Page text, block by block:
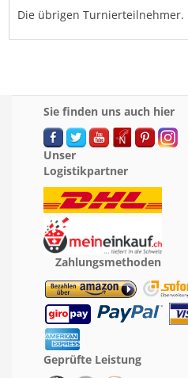
Die übrigen Turnierteilnehmer.
Sie finden uns auch hier
Unser
Logistikpartner
Zahlungsmethoden
Geprüfte Leistung